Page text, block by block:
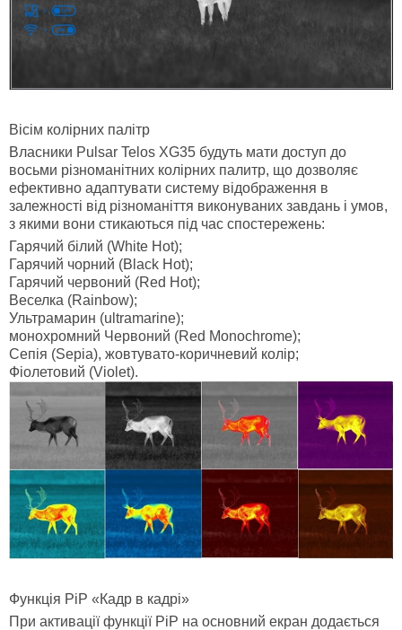
Вісім колірних палітр
Власники Pulsar Telos XG35 будуть мати доступ до
восьми різноманітних колірних палитр, що дозволяє
ефективно адаптувати систему відображення в
залежності від різноманіття виконуваних завдань і умов,
з якими вони стикаються під час спостережень:
Гарячий білий (White Hot);
Гарячий чорний (Black Hot);
Гарячий червоний (Red Hot);
Веселка (Rainbow);
Ультрамарин (ultramarine);
монохромний Червоний (Red Monochrome);
Сепія (Sepia), жовтувато-коричневий колір;
Фіолетовий (Violet).
Функція PiP «Кадр в кадрі»
При активації функції PiP на основний екран додається